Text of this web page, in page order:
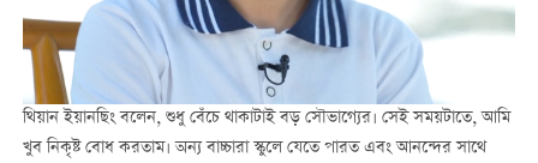
থিয়ান ইয়ানছিং বলেন, শুধু বেঁচে থাকাটাই বড় সৌভাগ্যের। সেই সময়টাতে, আমি
খুব নিকৃষ্ট বোধ করতাম। অন্য বাচ্চারা স্কুলে যেতে পারত এবং আনন্দের সাথে